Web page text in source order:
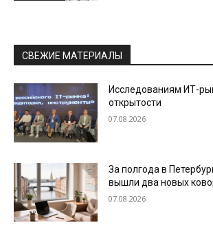
СВЕЖИЕ МАТЕРИАЛЫ
Исследованиям ИТ-
открытости
07.08.2026
За полгода в
вышли два новых
07.08.2026